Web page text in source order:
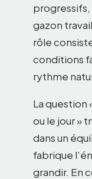
gazon
rôle
conditions
rythme
La question
ou le jour »
dans un
fabrique
grandir. En